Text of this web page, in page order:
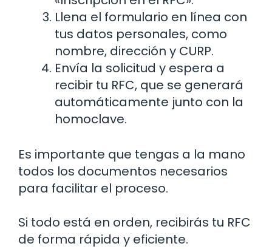
Llena el formulario en línea con
tus datos personales, como
nombre, dirección y CURP.
Envía la solicitud y espera a
recibir tu RFC, que se generará
automáticamente junto con la
homoclave.
Es importante que tengas a la mano
todos los documentos necesarios
para facilitar el proceso.
Si todo está en orden, recibirás tu RFC
de forma rápida y eficiente.